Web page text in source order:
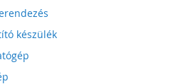
készülék